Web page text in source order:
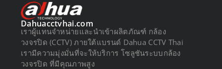
Dahuacctvhai.com
เราผู้แทนจำหน่ายและนำเข้าผลิตภัณฑ์ กล้อง
วงจรปิด (CCTV) ภายใต้แบรนด์ Dahua CCTV Thai
เรามีความมุ่งมั่นที่จะให้บริการ โซลูชันระบบกล้อง
วงจรปิด ที่มีคุณภาพสูง